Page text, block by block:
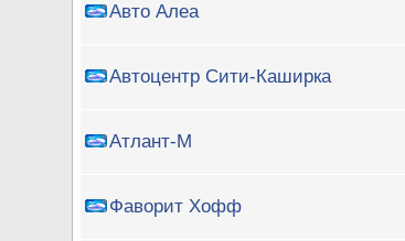
Авто Алеа
Автоцентр Сити-Каширка
Атлант-М
Фаворит Хофф